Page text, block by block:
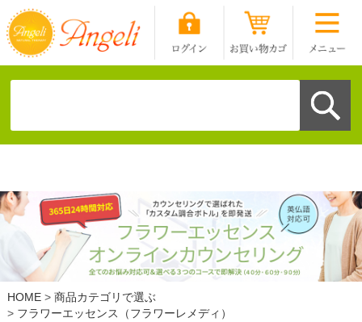
HOME
商品カテゴリで選ぶ
フラワーエッセンス（フラワーレメディ）